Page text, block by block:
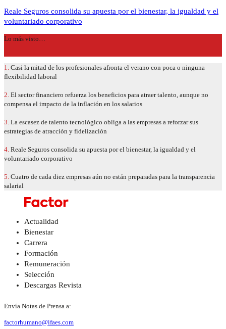
Reale Seguros consolida su apuesta por el bienestar, la igualdad y el
voluntariado corporativo
Lo más visto…
1. Casi la mitad de los profesionales afronta el verano con poca o ninguna
flexibilidad laboral
2. El sector financiero refuerza los beneficios para atraer talento, aunque no
compensa el impacto de la inflación en los salarios
3. La escasez de talento tecnológico obliga a las empresas a reforzar sus
estrategias de atracción y fidelización
4. Reale Seguros consolida su apuesta por el bienestar, la igualdad y el
voluntariado corporativo
5. Cuatro de cada diez empresas aún no están preparadas para la transparencia
salarial
Actualidad
Bienestar
Carrera
Formación
Remuneración
Selección
Descargas Revista
Envía Notas de Prensa a:
factorhumano@ifaes.com